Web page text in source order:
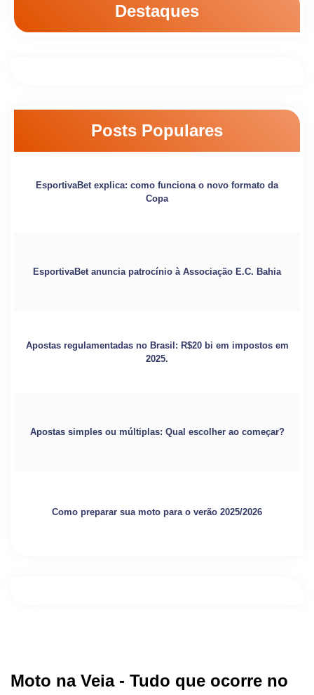
Destaques
Posts Populares
EsportivaBet explica: como funciona o novo formato da
Copa
EsportivaBet anuncia patrocínio à Associação E.C. Bahia
Apostas regulamentadas no Brasil: R$20 bi em impostos em
2025.
Apostas simples ou múltiplas: Qual escolher ao começar?
Como preparar sua moto para o verão 2025/2026
Moto na Veia - Tudo que ocorre no